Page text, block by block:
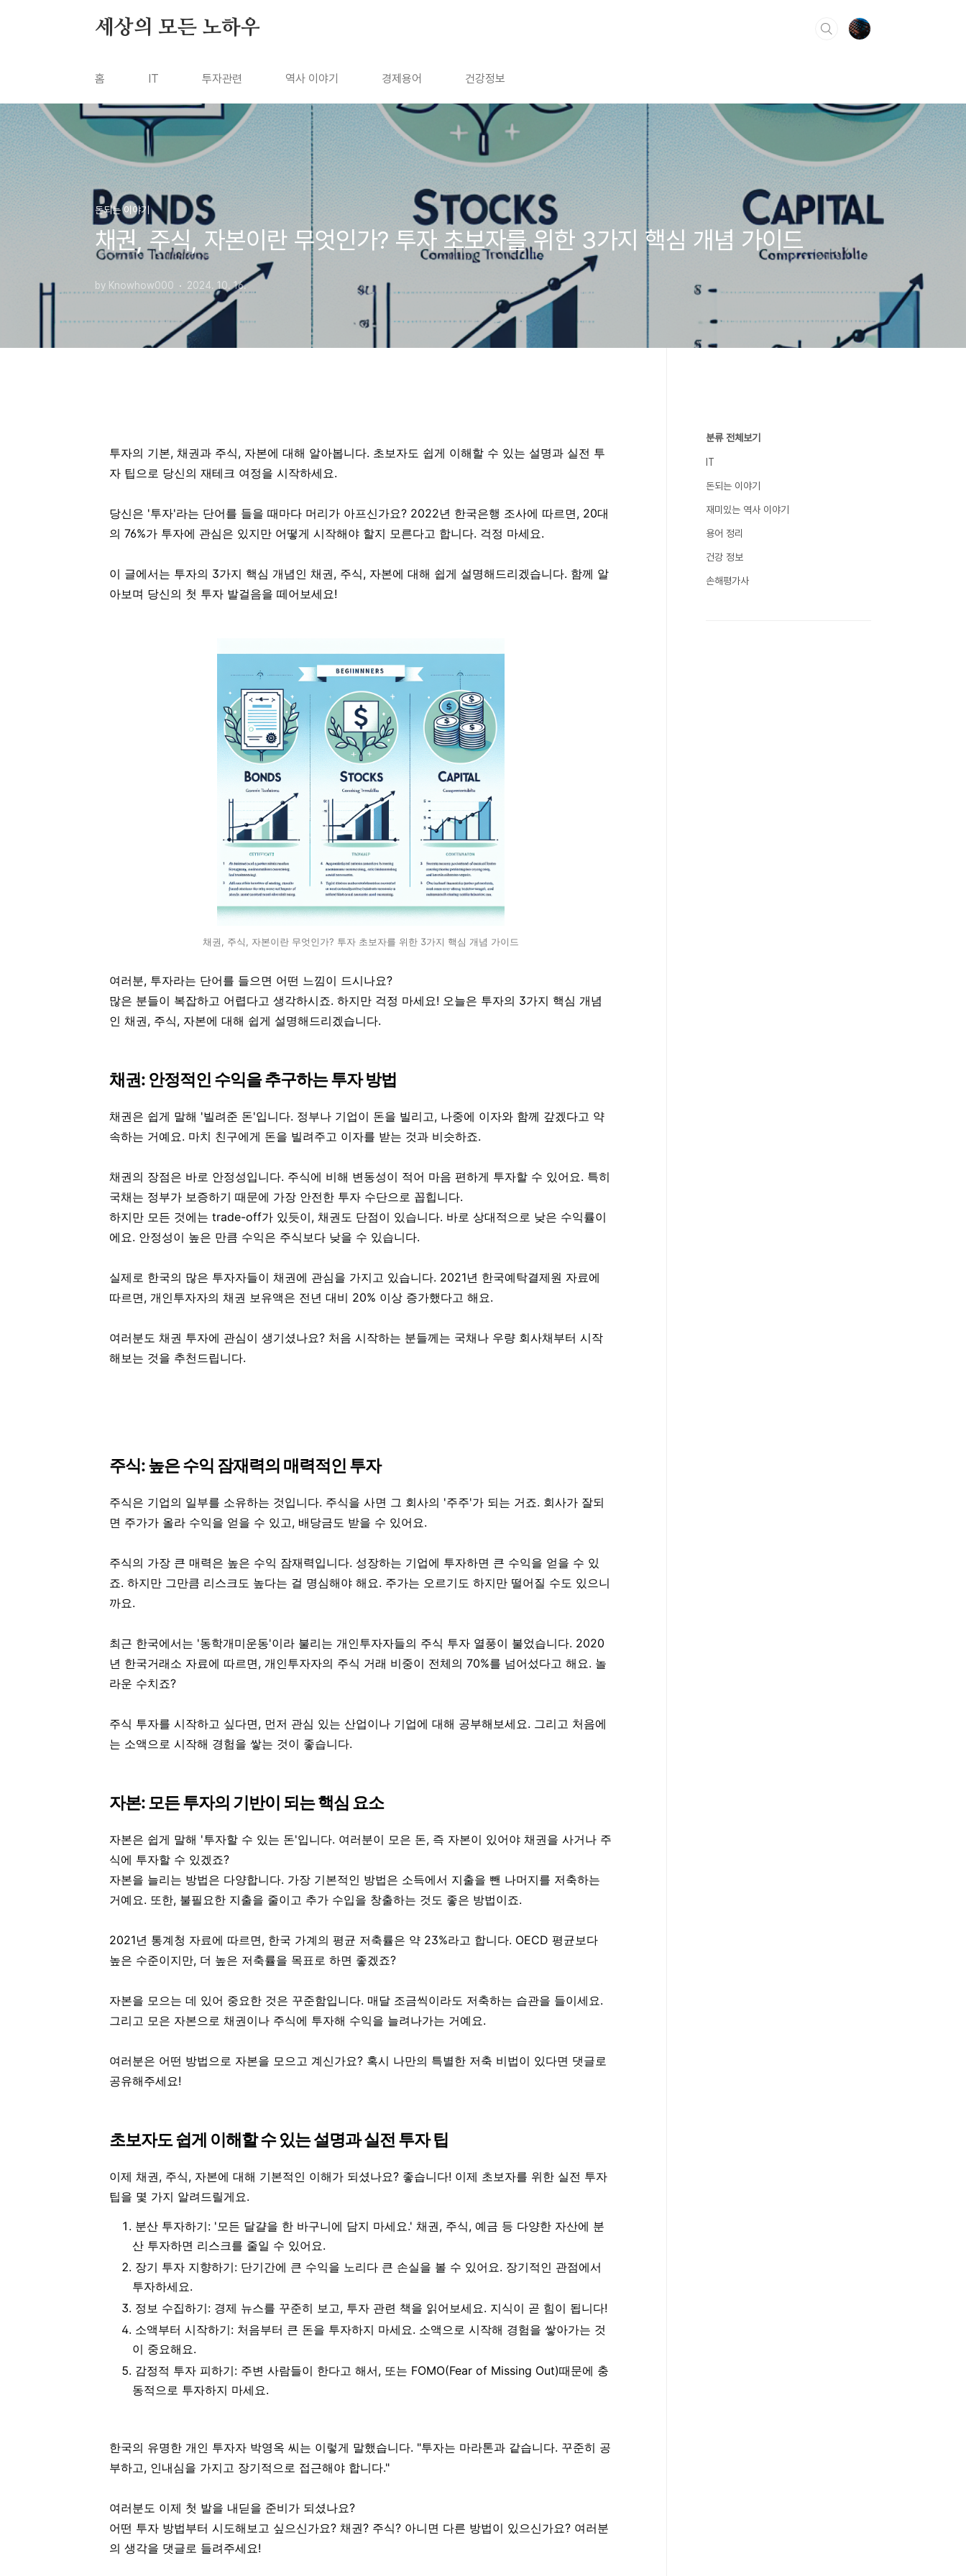
세상의 모든 노하우
홈 IT 투자관련 역사 이야기 경제용어 건강정보
돈되는 이야기
채권, 주식, 자본이란 무엇인가? 투자 초보자를 위한 3가지 핵심 개념 가이드
by Knowhow000 2024. 10. 16.
투자의 기본, 채권과 주식, 자본에 대해 알아봅니다. 초보자도 쉽게 이해할 수 있는 설명과 실전 투
자 팁으로 당신의 재테크 여정을 시작하세요.
당신은 '투자'라는 단어를 들을 때마다 머리가 아프신가요? 2022년 한국은행 조사에 따르면, 20대
의 76%가 투자에 관심은 있지만 어떻게 시작해야 할지 모른다고 합니다. 걱정 마세요.
이 글에서는 투자의 3가지 핵심 개념인 채권, 주식, 자본에 대해 쉽게 설명해드리겠습니다. 함께 알
아보며 당신의 첫 투자 발걸음을 떼어보세요!
채권, 주식, 자본이란 무엇인가? 투자 초보자를 위한 3가지 핵심 개념 가이드
여러분, 투자라는 단어를 들으면 어떤 느낌이 드시나요?
많은 분들이 복잡하고 어렵다고 생각하시죠. 하지만 걱정 마세요! 오늘은 투자의 3가지 핵심 개념
인 채권, 주식, 자본에 대해 쉽게 설명해드리겠습니다.
채권: 안정적인 수익을 추구하는 투자 방법
채권은 쉽게 말해 '빌려준 돈'입니다. 정부나 기업이 돈을 빌리고, 나중에 이자와 함께 갚겠다고 약
속하는 거예요. 마치 친구에게 돈을 빌려주고 이자를 받는 것과 비슷하죠.
채권의 장점은 바로 안정성입니다. 주식에 비해 변동성이 적어 마음 편하게 투자할 수 있어요. 특히
국채는 정부가 보증하기 때문에 가장 안전한 투자 수단으로 꼽힙니다.
하지만 모든 것에는 trade-off가 있듯이, 채권도 단점이 있습니다. 바로 상대적으로 낮은 수익률이
에요. 안정성이 높은 만큼 수익은 주식보다 낮을 수 있습니다.
실제로 한국의 많은 투자자들이 채권에 관심을 가지고 있습니다. 2021년 한국예탁결제원 자료에
따르면, 개인투자자의 채권 보유액은 전년 대비 20% 이상 증가했다고 해요.
여러분도 채권 투자에 관심이 생기셨나요? 처음 시작하는 분들께는 국채나 우량 회사채부터 시작
해보는 것을 추천드립니다.
주식: 높은 수익 잠재력의 매력적인 투자
주식은 기업의 일부를 소유하는 것입니다. 주식을 사면 그 회사의 '주주'가 되는 거죠. 회사가 잘되
면 주가가 올라 수익을 얻을 수 있고, 배당금도 받을 수 있어요.
주식의 가장 큰 매력은 높은 수익 잠재력입니다. 성장하는 기업에 투자하면 큰 수익을 얻을 수 있
죠. 하지만 그만큼 리스크도 높다는 걸 명심해야 해요. 주가는 오르기도 하지만 떨어질 수도 있으니
까요.
최근 한국에서는 '동학개미운동'이라 불리는 개인투자자들의 주식 투자 열풍이 불었습니다. 2020
년 한국거래소 자료에 따르면, 개인투자자의 주식 거래 비중이 전체의 70%를 넘어섰다고 해요. 놀
라운 수치죠?
주식 투자를 시작하고 싶다면, 먼저 관심 있는 산업이나 기업에 대해 공부해보세요. 그리고 처음에
는 소액으로 시작해 경험을 쌓는 것이 좋습니다.
자본: 모든 투자의 기반이 되는 핵심 요소
자본은 쉽게 말해 '투자할 수 있는 돈'입니다. 여러분이 모은 돈, 즉 자본이 있어야 채권을 사거나 주
식에 투자할 수 있겠죠?
자본을 늘리는 방법은 다양합니다. 가장 기본적인 방법은 소득에서 지출을 뺀 나머지를 저축하는
거예요. 또한, 불필요한 지출을 줄이고 추가 수입을 창출하는 것도 좋은 방법이죠.
2021년 통계청 자료에 따르면, 한국 가계의 평균 저축률은 약 23%라고 합니다. OECD 평균보다
높은 수준이지만, 더 높은 저축률을 목표로 하면 좋겠죠?
자본을 모으는 데 있어 중요한 것은 꾸준함입니다. 매달 조금씩이라도 저축하는 습관을 들이세요.
그리고 모은 자본으로 채권이나 주식에 투자해 수익을 늘려나가는 거예요.
여러분은 어떤 방법으로 자본을 모으고 계신가요? 혹시 나만의 특별한 저축 비법이 있다면 댓글로
공유해주세요!
초보자도 쉽게 이해할 수 있는 설명과 실전 투자 팁
이제 채권, 주식, 자본에 대해 기본적인 이해가 되셨나요? 좋습니다! 이제 초보자를 위한 실전 투자
팁을 몇 가지 알려드릴게요.
분산 투자하기: '모든 달걀을 한 바구니에 담지 마세요.' 채권, 주식, 예금 등 다양한 자산에 분
산 투자하면 리스크를 줄일 수 있어요.
장기 투자 지향하기: 단기간에 큰 수익을 노리다 큰 손실을 볼 수 있어요. 장기적인 관점에서
투자하세요.
정보 수집하기: 경제 뉴스를 꾸준히 보고, 투자 관련 책을 읽어보세요. 지식이 곧 힘이 됩니다!
소액부터 시작하기: 처음부터 큰 돈을 투자하지 마세요. 소액으로 시작해 경험을 쌓아가는 것
이 중요해요.
감정적 투자 피하기: 주변 사람들이 한다고 해서, 또는 FOMO(Fear of Missing Out)때문에 충
동적으로 투자하지 마세요.
한국의 유명한 개인 투자자 박영옥 씨는 이렇게 말했습니다. "투자는 마라톤과 같습니다. 꾸준히 공
부하고, 인내심을 가지고 장기적으로 접근해야 합니다."
여러분도 이제 첫 발을 내딛을 준비가 되셨나요?
어떤 투자 방법부터 시도해보고 싶으신가요? 채권? 주식? 아니면 다른 방법이 있으신가요? 여러분
의 생각을 댓글로 들려주세요!
분류 전체보기
IT
돈되는 이야기
재미있는 역사 이야기
용어 정리
건강 정보
손해평가사